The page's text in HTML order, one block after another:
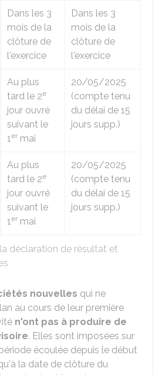
déclaration de résultat et
Dans les 3
mois de la
clôture de
l'exercice
Dans les 3
mois de la
clôture de
l'exercice
Au plus
tard le 2e
jour ouvré
suivant le
1er mai
20/05/2025
(compte tenu
du délai de 15
jours supp.)
Au plus
tard le 2e
jour ouvré
suivant le
1er mai
20/05/2025
(compte tenu
du délai de 15
jours supp.)
nouvelles qui ne
au cours de leur première
n'ont pas à produire de
. Elles sont imposées sur
écoulée depuis le début
la date de clôture du